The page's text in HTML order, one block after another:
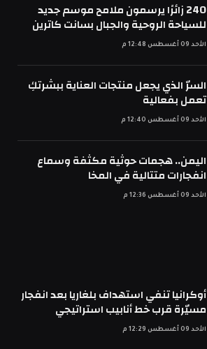
240 زائرًا يرسمون ملامح موسم جديد
للسياحة الروحية والجبال بسانت كاترين
الأحد 09 أغسطس 12:48 م
السرّ الذي يجعل منتجات العناية ببشرتكِ
تعمل بفعالية
الأحد 09 أغسطس 12:40 م
اليمن.. هجمات حوثية مكثفة وسماع
انفجارات متتالية في المخا
الأحد 09 أغسطس 12:36 م
أوكرانيا تنفي استهداف بلغاريا بعد انفجار
مسيّرة قرب خط أنابيب استراتيجي
الأحد 09 أغسطس 12:29 م